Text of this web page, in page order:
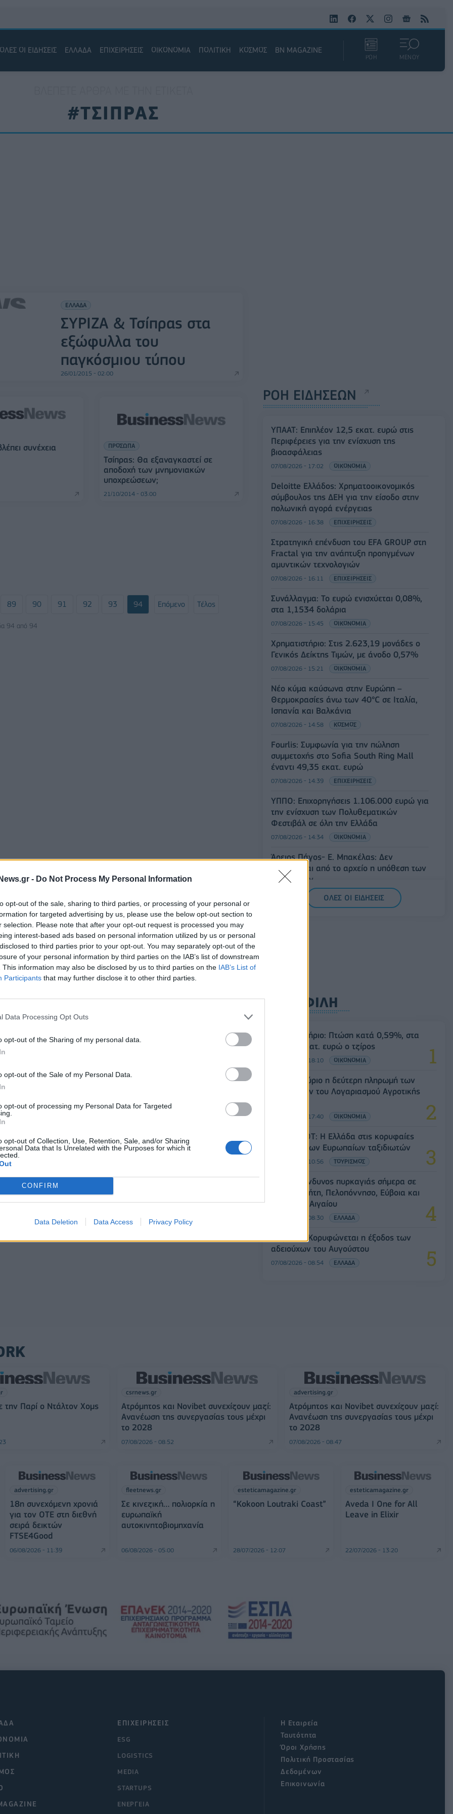
- Do Not Process My Personal Information
opt-out of the sale, sharing to third parties, or processing of your personal or
for targeted advertising by us, please use the below opt-out section to
selection. Please note that after your opt-out request is processed you may
interest-based ads based on personal information utilized by us or personal
to third parties prior to your opt-out. You may separately opt-out of the
of your personal information by third parties on the IAB’s list of downstream
This information may also be disclosed by us to third parties on the IAB’s List of
Participants that may further disclose it to other third parties.
Data Processing Opt Outs
opt-out of the Sharing of my personal data.
opt-out of the Sale of my Personal Data.
opt-out of processing my Personal Data for Targeted
opt-out of Collection, Use, Retention, Sale, and/or Sharing
Data that Is Unrelated with the Purposes for which it
CONFIRM
Data Deletion Data Access Privacy Policy
ΟΛΕΣ ΟΙ ΕΙΔΗΣΕΙΣ ΕΛΛΑΔΑ ΕΠΙΧΕΙΡΗΣΕΙΣ ΟΙΚΟΝΟΜΙΑ ΠΟΛΙΤΙΚΗ ΚΟΣΜΟΣ BN MAGAZINE
ΡΟΗ ΜΕΝΟΥ
#ΤΣΙΠΡΑΣ
ΕΛΛΑΔΑ
ΣΥΡΙΖΑ & Τσίπρας στα
εξώφυλλα του
παγκόσμιου τύπου
26/01/2015 - 02:00
συνέχεια
ΠΡΟΣΩΠΑ
Τσίπρας: Θα εξαναγκαστεί σε
αποδοχή των μνημονιακών
υποχρεώσεων;
21/10/2014 - 03:00
89 90 91 92 93 94 Επόμενο Τέλος
94 από 94
ΡΟΗ ΕΙΔΗΣΕΩΝ
ΥΠΑΑΤ: Επιπλέον 12,5 εκατ. ευρώ στις
Περιφέρειες για την ενίσχυση της
βιοασφάλειας
07/08/2026 - 17:02 ΟΙΚΟΝΟΜΙΑ
Deloitte Ελλάδος: Χρηματοοικονομικός
σύμβουλος της ΔΕΗ για την είσοδο στην
πολωνική αγορά ενέργειας
07/08/2026 - 16:38 ΕΠΙΧΕΙΡΗΣΕΙΣ
Στρατηγική επένδυση του EFA GROUP στη
Fractal για την ανάπτυξη προηγμένων
αμυντικών τεχνολογιών
07/08/2026 - 16:11 ΕΠΙΧΕΙΡΗΣΕΙΣ
Συνάλλαγμα: Το ευρώ ενισχύεται 0,08%,
στα 1,1534 δολάρια
07/08/2026 - 15:45 ΟΙΚΟΝΟΜΙΑ
Χρηματιστήριο: Στις 2.623,19 μονάδες ο
Γενικός Δείκτης Τιμών, με άνοδο 0,57%
07/08/2026 - 15:21 ΟΙΚΟΝΟΜΙΑ
Νέο κύμα καύσωνα στην Ευρώπη –
Θερμοκρασίες άνω των 40°C σε Ιταλία,
Ισπανία και Βαλκάνια
07/08/2026 - 14:58 ΚΟΣΜΟΣ
Fourlis: Συμφωνία για την πώληση
συμμετοχής στο Sofia South Ring Mall
έναντι 49,35 εκατ. ευρώ
07/08/2026 - 14:39 ΕΠΙΧΕΙΡΗΣΕΙΣ
ΥΠΠΟ: Επιχορηγήσεις 1.106.000 ευρώ για
την ενίσχυση των Πολυθεματικών
Φεστιβάλ σε όλη την Ελλάδα
07/08/2026 - 14:34 ΟΙΚΟΝΟΜΙΑ
Άρειος Πάγος- Ε. Μπακέλας: Δεν
ανασύρεται από το αρχείο η υπόθεση των
υποκλοπών
07/08/2026 - 14:11 ΕΛΛΑΔΑ
ΟΛΕΣ ΟΙ ΕΙΔΗΣΕΙΣ
ΔΗΜΟΦΙΛΗ
Χρηματιστήριο: Πτώση κατά 0,59%, στα
320,42 εκατ. ευρώ ο τζίρος
06/08/2026 - 18:10 ΟΙΚΟΝΟΜΙΑ
ΟΠΕΚΑ: Αύριο η δεύτερη πληρωμή των
δικαιούχων του Λογαριασμού Αγροτικής
06/08/2026 - 17:40 ΟΙΚΟΝΟΜΙΑ
Έρευνα ΕΟΤ: Η Ελλάδα στις κορυφαίες
επιλογές των Ευρωπαίων ταξιδιωτών
07/08/2026 - 10:56 ΤΟΥΡΙΣΜΟΣ
Υψηλός κίνδυνος πυρκαγιάς σήμερα σε
Αττική, Κρήτη, Πελοπόννησο, Εύβοια και
νησιά του Αιγαίου
07/08/2026 - 08:30 ΕΛΛΑΔΑ
Πειραιάς: Κορυφώνεται η έξοδος των
αδειούχων του Αυγούστου
07/08/2026 - 08:54 ΕΛΛΑΔΑ
την Παρί ο Ντάλτον Χομς
csrnews.gr
Ατρόμητος και Novibet συνεχίζουν μαζί:
Ανανέωση της συνεργασίας τους μέχρι
το 2028
07/08/2026 - 08:52
advertising.gr
Ατρόμητος και Novibet συνεχίζουν μαζί:
Ανανέωση της συνεργασίας τους μέχρι
το 2028
07/08/2026 - 08:47
advertising.gr
18η συνεχόμενη χρονιά
για τον ΟΤΕ στη διεθνή
σειρά δεικτών
FTSE4Good
06/08/2026 - 11:39
fleetnews.gr
Σε κινεζική… πολιορκία η
ευρωπαϊκή
αυτοκινητοβιομηχανία
06/08/2026 - 05:00
esteticamagazine.gr
“Kokoon Loutraki Coast”
28/07/2026 - 12:07
esteticamagazine.gr
Aveda I One for All
Leave in Elixir
22/07/2026 - 13:20
ΕΠΙΧΕΙΡΗΣΕΙΣ
ESG
LOGISTICS
MEDIA
STARTUPS
ΕΝΕΡΓΕΙΑ
Η Εταιρεία
Ταυτότητα
Όροι Χρήσης
Πολιτική Προστασίας
Δεδομένων
Επικοινωνία